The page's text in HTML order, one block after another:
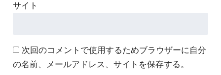
サイト
次回のコメントで使用するためブラウザーに自分
の名前、メールアドレス、サイトを保存する。